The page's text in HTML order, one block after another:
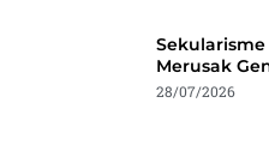
Merusak
28/07/2026